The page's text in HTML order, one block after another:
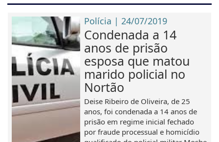
Polícia | 24/07/2019
Condenada a 14
anos de prisão
esposa que matou
marido policial no
Nortão
Deise Ribeiro de Oliveira, de 25
anos, foi condenada a 14 anos de
prisão em regime inicial fechado
por fraude processual e homicídio